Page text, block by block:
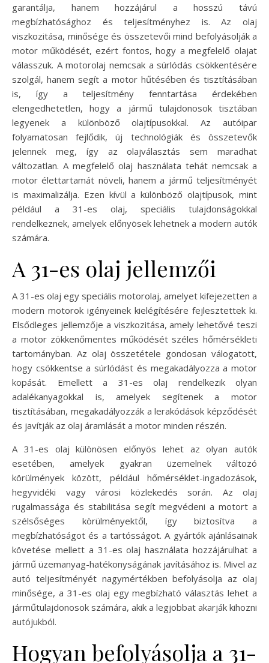
garantálja, hanem hozzájárul a hosszú távú
megbízhatósághoz és teljesítményhez is. Az olaj
viszkozitása, minősége és összetevői mind befolyásolják a
motor működését, ezért fontos, hogy a megfelelő olajat
válasszuk. A motorolaj nemcsak a súrlódás csökkentésére
szolgál, hanem segít a motor hűtésében és tisztításában
is, így a teljesítmény fenntartása érdekében
elengedhetetlen, hogy a jármű tulajdonosok tisztában
legyenek a különböző olajtípusokkal. Az autóipar
folyamatosan fejlődik, új technológiák és összetevők
jelennek meg, így az olajválasztás sem maradhat
változatlan. A megfelelő olaj használata tehát nemcsak a
motor élettartamát növeli, hanem a jármű teljesítményét
is maximalizálja. Ezen kívül a különböző olajtípusok, mint
például a 31-es olaj, speciális tulajdonságokkal
rendelkeznek, amelyek előnyösek lehetnek a modern autók
számára.
A 31-es olaj jellemzői
A 31-es olaj egy speciális motorolaj, amelyet kifejezetten a
modern motorok igényeinek kielégítésére fejlesztettek ki.
Elsődleges jellemzője a viszkozitása, amely lehetővé teszi
a motor zökkenőmentes működését széles hőmérsékleti
tartományban. Az olaj összetétele gondosan válogatott,
hogy csökkentse a súrlódást és megakadályozza a motor
kopását. Emellett a 31-es olaj rendelkezik olyan
adalékanyagokkal is, amelyek segítenek a motor
tisztításában, megakadályozzák a lerakódások képződését
és javítják az olaj áramlását a motor minden részén.
A 31-es olaj különösen előnyös lehet az olyan autók
esetében, amelyek gyakran üzemelnek változó
körülmények között, például hőmérséklet-ingadozások,
hegyvidéki vagy városi közlekedés során. Az olaj
rugalmassága és stabilitása segít megvédeni a motort a
szélsőséges körülményektől, így biztosítva a
megbízhatóságot és a tartósságot. A gyártók ajánlásainak
követése mellett a 31-es olaj használata hozzájárulhat a
jármű üzemanyag-hatékonyságának javításához is. Mivel az
autó teljesítményét nagymértékben befolyásolja az olaj
minősége, a 31-es olaj egy megbízható választás lehet a
járműtulajdonosok számára, akik a legjobbat akarják kihozni
autójukból.
Hogyan befolyásolja a 31-